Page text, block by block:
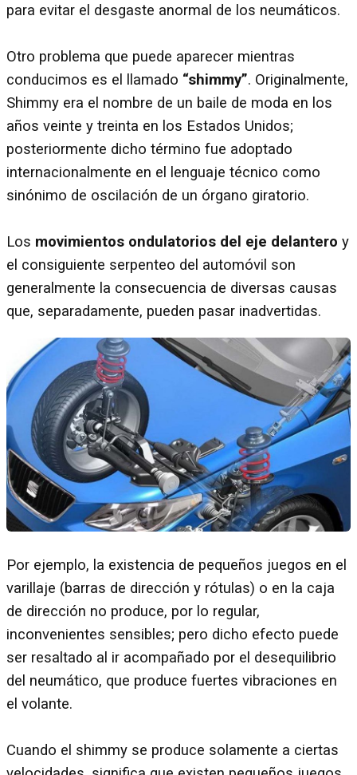
para evitar el desgaste anormal de los neumáticos.
Otro problema que puede aparecer mientras
conducimos es el llamado “shimmy”. Originalmente,
Shimmy era el nombre de un baile de moda en los
años veinte y treinta en los Estados Unidos;
posteriormente dicho término fue adoptado
internacionalmente en el lenguaje técnico como
sinónimo de oscilación de un órgano giratorio.
Los movimientos ondulatorios del eje delantero y
el consiguiente serpenteo del automóvil son
generalmente la consecuencia de diversas causas
que, separadamente, pueden pasar inadvertidas.
Por ejemplo, la existencia de pequeños juegos en el
varillaje (barras de dirección y rótulas) o en la caja
de dirección no produce, por lo regular,
inconvenientes sensibles; pero dicho efecto puede
ser resaltado al ir acompañado por el desequilibrio
del neumático, que produce fuertes vibraciones en
el volante.
Cuando el shimmy se produce solamente a ciertas